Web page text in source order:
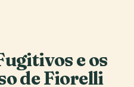
e os
de Fiorelli